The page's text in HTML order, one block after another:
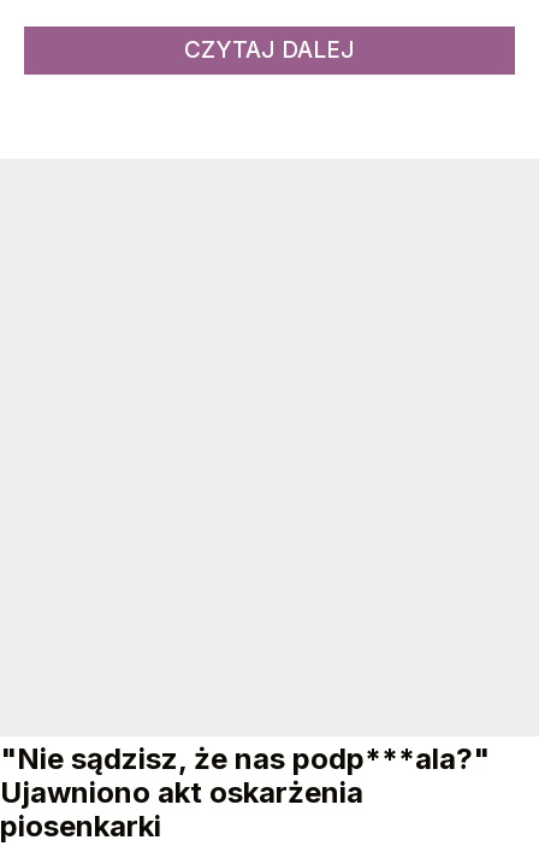
CZYTAJ DALEJ
"Nie sądzisz, że nas podp***ala?"
Ujawniono akt oskarżenia
piosenkarki